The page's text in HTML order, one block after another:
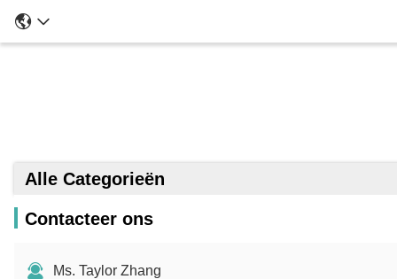
Alle Categorieën
Contacteer ons
Ms. Taylor Zhang